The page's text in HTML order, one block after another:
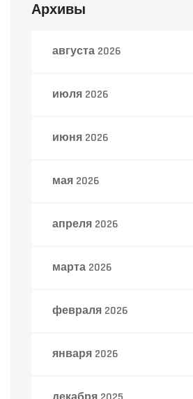
Архивы
августа 2026
июля 2026
июня 2026
мая 2026
апреля 2026
марта 2026
февраля 2026
января 2026